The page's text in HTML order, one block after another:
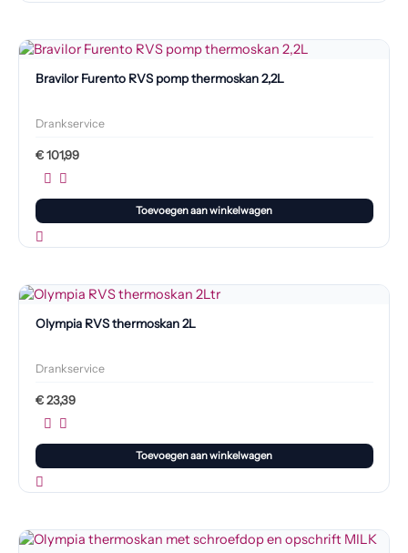
Bravilor Furento RVS pomp thermoskan 2,2L
Drankservice
€101,99
Toevoegen aan winkelwagen
Olympia RVS thermoskan 2L
Drankservice
€23,39
Toevoegen aan winkelwagen